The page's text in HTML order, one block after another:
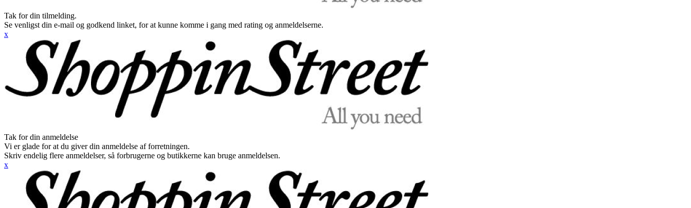
Tak for din tilmelding.
Se venligst din e-mail og godkend linket, for at kunne komme i gang med rating og anmeldelserne.
x
Tak for din anmeldelse
Vi er glade for at du giver din anmeldelse af forretningen.
Skriv endelig flere anmeldelser, så forbrugerne og butikkerne kan bruge anmeldelsen.
x